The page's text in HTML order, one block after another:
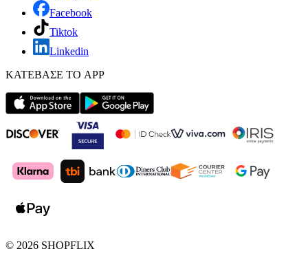
Facebook
Tiktok
Linkedin
ΚΑΤΕΒΑΣΕ ΤΟ APP
© 2026 SHOPFLIX